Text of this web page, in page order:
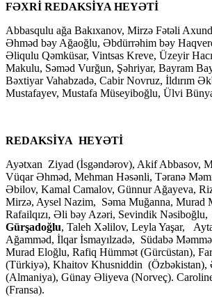
FƏXRİ REDAKSİYA HEYƏTİ
Abbasqulu ağa Bakıxanov, Mirzə Fətəli
Əhməd bəy Ağaoğlu, Əbdürrəhim bəy
Əliqulu Qəmküsar, Vintsas Kreve, Üzeyir
Makulu, Səməd Vurğun, Şəhriyar, Bayram
Bəxtiyar Vahabzadə, Cabir Novruz, İldırım
Mustafayev, Mustafa Müseyiboğlu, Ülvi
REDAKSİYA HEYƏTİ
Ayətxan Ziyad (İsgəndərov), Akif Abbasov,
Vüqar Əhməd, Mehman Həsənli, Təranə
Əbilov, Kamal Camalov, Günnur Ağayeva,
Mirzə, Aysel Nazim, Səma Muğanna, Murad
Rafailqızı, Əli bəy Azəri, Sevindik Nəsiboğlu,
Gürşadoğlu, Taleh Xəlilov, Leyla Yaşar,
Ağamməd, İlqar İsmayılzadə, Südabə
Murad Eloğlu, Rafiq Hümmət (Gürcüstan),
(Türkiyə), Khaitov Khusniddin (Özbəkistan),
(Almaniya), Günay Əliyeva (Norveç).
(Fransa).